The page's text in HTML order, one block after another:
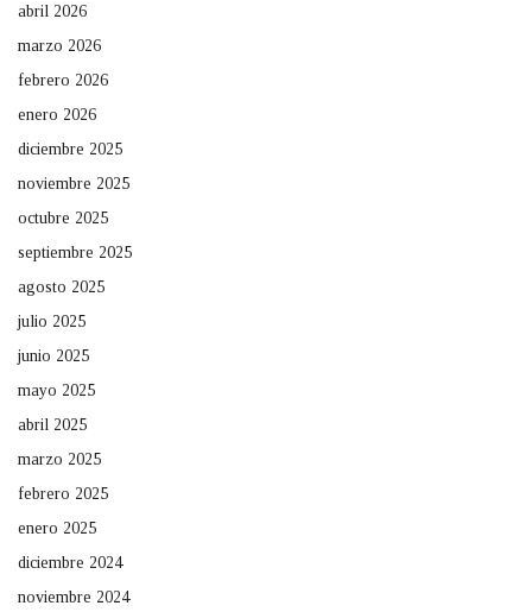
abril 2026
marzo 2026
febrero 2026
enero 2026
diciembre 2025
noviembre 2025
octubre 2025
septiembre 2025
agosto 2025
julio 2025
junio 2025
mayo 2025
abril 2025
marzo 2025
febrero 2025
enero 2025
diciembre 2024
noviembre 2024